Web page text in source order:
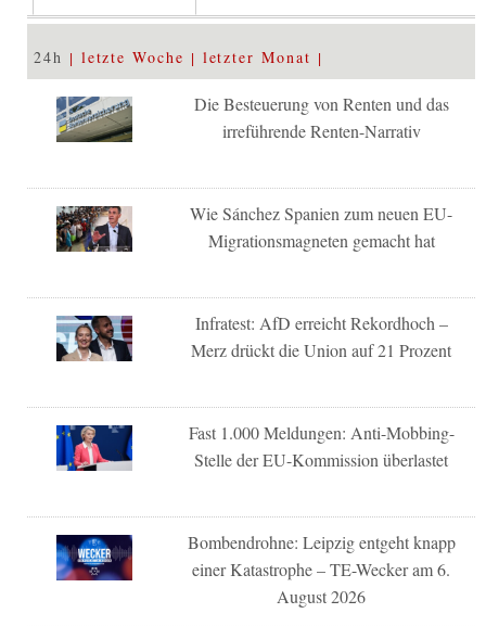
24h letzte Woche letzter Monat
Die Besteuerung von Renten und das
irreführende Renten-Narrativ
Wie Sánchez Spanien zum neuen EU-
Migrationsmagneten gemacht hat
Infratest: AfD erreicht Rekordhoch –
Merz drückt die Union auf 21 Prozent
Fast 1.000 Meldungen: Anti-Mobbing-
Stelle der EU-Kommission überlastet
Bombendrohne: Leipzig entgeht knapp
einer Katastrophe – TE-Wecker am 6.
August 2026